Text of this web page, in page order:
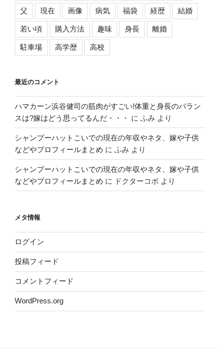
父 現在 画像 病気 福袋 経歴 結婚
若い頃 購入方法 趣味 身長 離婚
駐車場 高学歴 高校
最近のコメント
ハマカーン浜谷健司の筋肉がすごい!体重と身長のバラン
スは?嫁はどう思ってるんだ・・・
に ふみ より
シャンプーハットこいでの現在の年収やネタ、嫁や子供
などやプロフィールまとめ に ふみ より
シャンプーハットこいでの現在の年収やネタ、嫁や子供
などやプロフィールまとめ に ドクターコボ より
メタ情報
ログイン
投稿フィード
コメントフィード
WordPress.org